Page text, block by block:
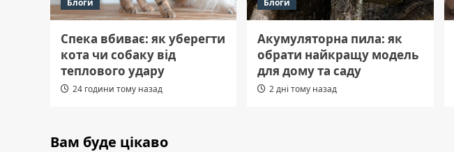
Спека вбиває: як уберегти
кота чи собаку від
теплового удару
24 години тому назад
Акумуляторна пила: як
обрати найкращу модель
для дому та саду
2 дні тому назад
Вам буде цікаво